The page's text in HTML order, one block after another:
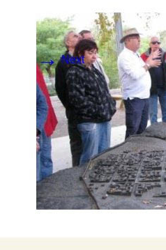
Next
→